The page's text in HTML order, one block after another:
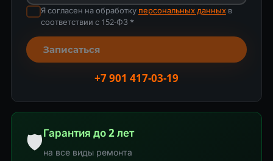
Я согласен на обработку персональных данныхв
соответствии с 152-ФЗ *
Записаться
+7 901 417-03-19
🛡Гарантия до 2 лет
на все виды ремонта